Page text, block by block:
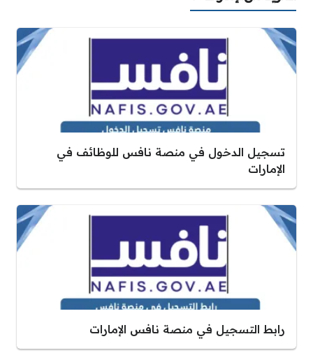
تسجيل الدخول في منصة نافس للوظائف في
الإمارات
رابط التسجيل في منصة نافس الإمارات